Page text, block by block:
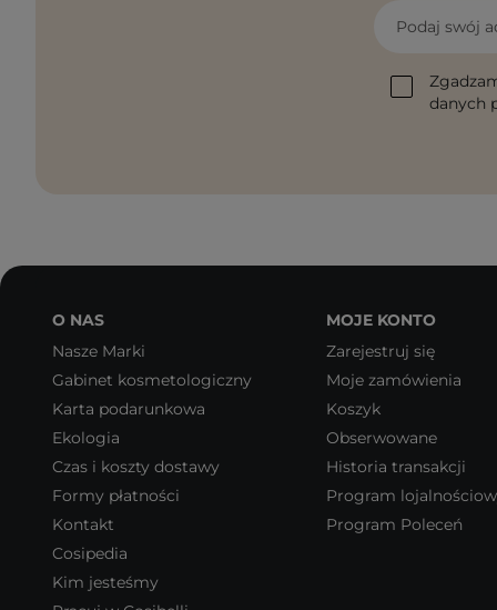
Podaj swój
danych
O NAS
Nasze Marki
Gabinet kosmetologiczny
Karta podarunkowa
Ekologia
Czas i koszty dostawy
Formy płatności
Kontakt
Cosipedia
Kim jesteśmy
MOJE KONTO
Zarejestruj się
Moje zamówienia
Koszyk
Obserwowane
Historia transakcji
Program
Program Poleceń